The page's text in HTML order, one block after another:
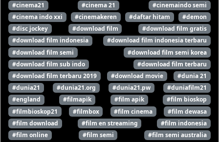
#cinema21
#cinema 21
#cinemaindo semi
#cinema indo xxi
#cinemakeren #daftar hitam
#demon
#disc jockey
#download film
#download film gratis
#download film indonesia
#download film indonesia terbaru
#download film semi
#download film semi korea
#download film sub indo
#download film terbaru
#download film terbaru 2019
#download movie
#dunia 21
#dunia21
#dunia21.org #dunia21.pw
#duniafilm21
#england
#filmapik #film apik
#film bioskop
#filmbioskop21
#filmbox #film cinema
#film dewasa
#film download
#film en streaming
#film indonesia
#film online
#film semi #film semi australia